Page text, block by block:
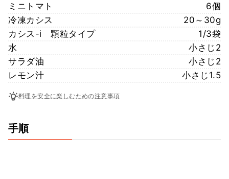
ミニトマト
6個
冷凍カシス
20～30g
カシス-i 顆粒タイプ
1/3袋
水
小さじ2
サラダ油
小さじ2
レモン汁
小さじ1.5
料理を安全に楽しむための注意事項
手順